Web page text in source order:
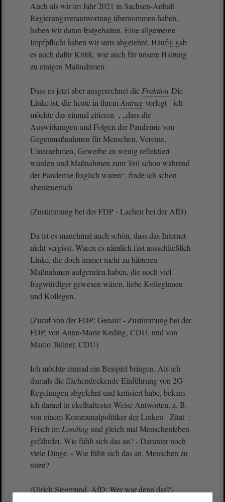
Auch als wir im Jahr 2021 in Sachsen-Anhalt
Regierungsverantwortung übernommen haben,
haben wir daran festgehalten. Eine allgemeine
Impfpflicht haben wir stets abgelehnt. Häufig gab
es auch dafür Kritik, wie auch für unsere Haltung
zu einigen Maßnahmen.
Dass es jetzt aber ausgerechnet die Fraktion Die
Linke ist, die heute in ihremAntrag vorlegt ich
möchte das einmal zitieren , „dass die
Auswirkungen und Folgen der Pandemie von
Gegenmaßnahmen für Menschen, Vereine,
Unternehmen, Gewerbe zu wenig reflektiert
wurden und Maßnahmen zum Teil schon während
der Pandemie fraglich waren“, finde ich schon
abenteuerlich.
(Zustimmung bei der FDP - Lachen bei der AfD)
Da ist es manchmal auch schön, dass das Internet
nicht vergisst. Waren es nämlich fast ausschließlich
Linke, die doch immer mehr zu härteren
Maßnahmen aufgerufen haben, die noch viel
fragwürdiger gewesen wären, liebe Kolleginnen
und Kollegen.
(Zuruf von der FDP: Genau! - Zustimmung bei der
FDP, von Anne-Marie Keding, CDU, und von
Marco Tullner, CDU)
Ich möchte einmal ein Beispiel bringen. Als ich
damals die flächendeckende Einführung von 2G-
Regelungen abgelehnt und kritisiert habe, bekam
ich darauf in ekelhaftester Weise Antworten, z. B.
von einem Kommunalpolitiker der Linken Zitat :
Frisch im Landtag und gleich mal Menschenleben
gefährdet. Wie fühlt sich das an? - Darunter noch
viele Dinge. - Wie fühlt sich das an, Menschen zu
töten?
(Ulrich Siegmund, AfD: Wer war denn das?)